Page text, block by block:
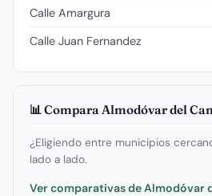
Calle Amargura
Calle Juan Fernandez
📊 Compara Almodóvar del
¿Eligiendo entre municipios
lado a lado.
Ver comparativas de Almodóvar